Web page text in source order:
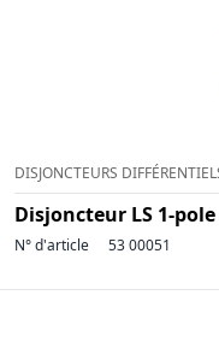
DISJONCTEURS
Disjoncteur LS 1-pole
N° d'article 53 00051